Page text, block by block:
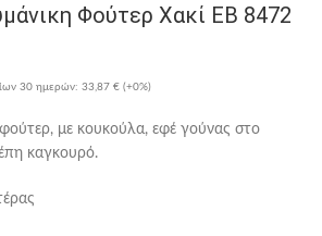
Φούτερ Χακί EB 8472
30 ημερών: 33,87 € (+0%)
με κουκούλα, εφέ γούνας στο
καγκουρό.